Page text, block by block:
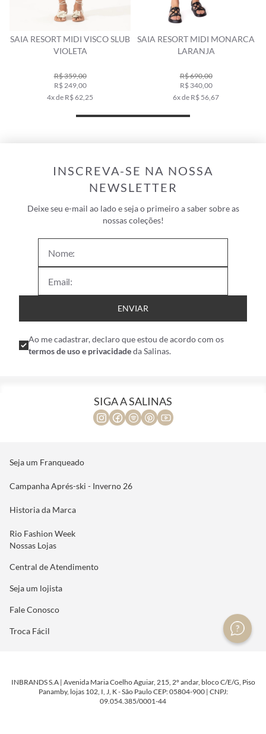
SAIA RESORT MIDI VISCO SLUB
VIOLETA
R$ 359,00
R$ 249,00
4x de R$ 62,25
SAIA RESORT MIDI MONARCA
LARANJA
R$ 690,00
R$ 340,00
6x de R$ 56,67
INSCREVA-SE NA NOSSA
NEWSLETTER
Deixe seu e-mail ao lado e seja o primeiro a saber sobre as
nossas coleções!
ENVIAR
Ao me cadastrar, declaro que estou de acordo com os
termos de uso e privacidadeda Salinas.
SIGA A SALINAS
Seja um Franqueado
Campanha Aprés-ski - Inverno 26
Historia da Marca
Rio Fashion Week
Nossas Lojas
Central de Atendimento
Seja um lojista
Fale Conosco
Troca Fácil
INBRANDS S.A | Avenida Maria Coelho Aguiar, 215, 2º andar, bloco C/E/G, Piso
Panamby, lojas 102, I, J, K - São Paulo CEP: 05804-900 | CNPJ:
09.054.385/0001-44